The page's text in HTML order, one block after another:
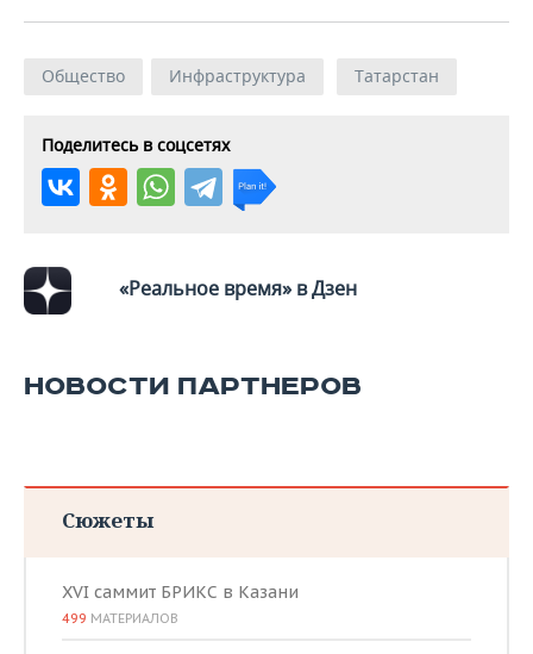
Общество Инфраструктура Татарстан
Поделитесь в соцсетях
«Реальное время» в Дзен
НОВОСТИ ПАРТНЕРОВ
Сюжеты
XVI саммит БРИКС в Казани
499 МАТЕРИАЛОВ